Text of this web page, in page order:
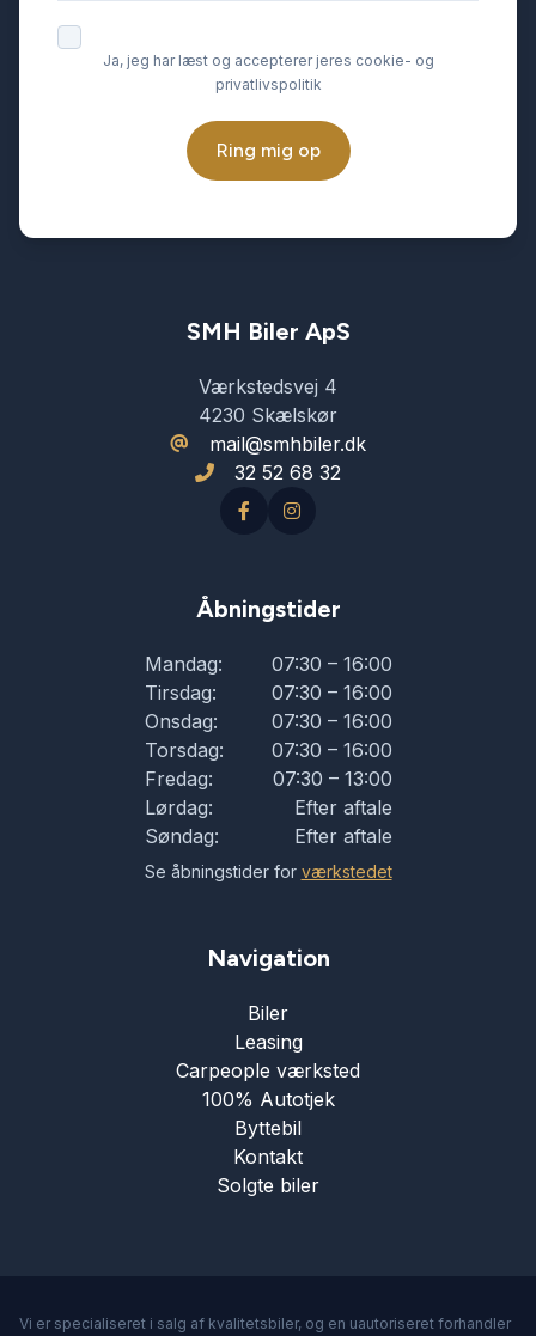
Ja, jeg har læst og accepterer jeres cookie- og
privatlivspolitik
Ring mig op
SMH Biler ApS
Værkstedsvej 4
4230 Skælskør
mail@smhbiler.dk
32 52 68 32
Åbningstider
Mandag:
07:30 – 16:00
Tirsdag:
07:30 – 16:00
Onsdag:
07:30 – 16:00
Torsdag:
07:30 – 16:00
Fredag:
07:30 – 13:00
Lørdag:
Efter aftale
Søndag:
Efter aftale
Se åbningstider for værkstedet
Navigation
Biler
Leasing
Carpeople værksted
100% Autotjek
Byttebil
Kontakt
Solgte biler
Vi er specialiseret i salg af kvalitetsbiler, og en uautoriseret forhandler